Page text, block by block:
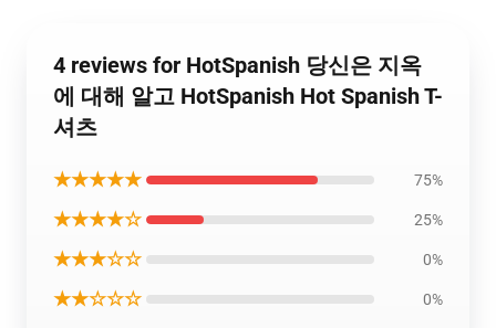
4 reviews for HotSpanish 당신은 지옥
에 대해 알고 HotSpanish Hot Spanish T-
셔츠
★★★★★ 75%
★★★★☆ 25%
★★★☆☆ 0%
★★☆☆☆ 0%